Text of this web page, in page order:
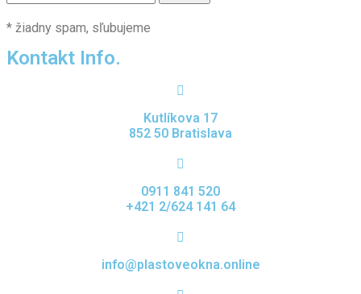
* žiadny spam, sľubujeme
Kontakt Info.
Kutlíkova 17
852 50 Bratislava
0911 841 520
+421 2/624 141 64
info@plastoveokna.online